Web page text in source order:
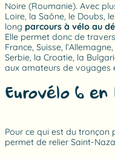
Noire (Roumanie). Avec
Loire, la Saône, le Doubs,
long parcours à vélo au
Elle permet donc de
France, Suisse,
Serbie, la Croatie, la
aux amateurs de voyages
Eurovélo 6
Pour ce qui est du tronçon
permet de relier Saint-